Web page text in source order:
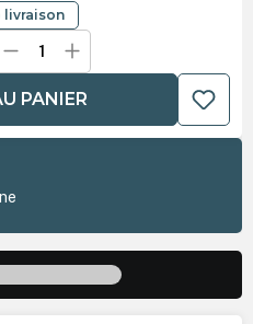
livraison
PANIER